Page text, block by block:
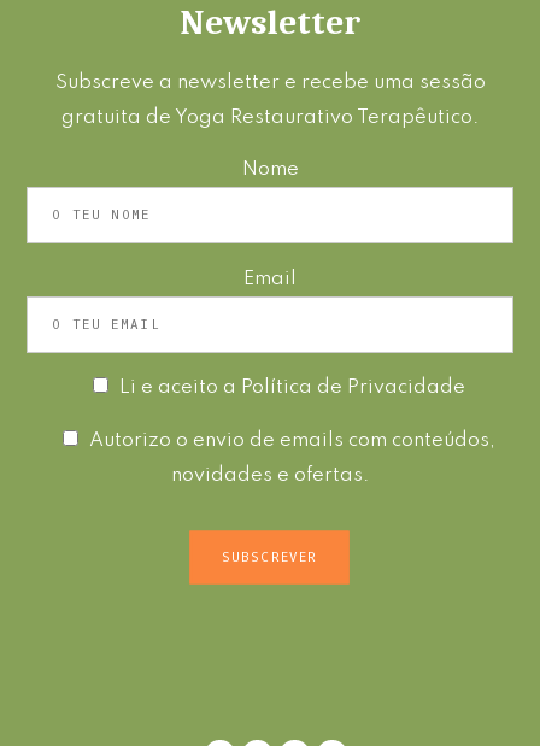
Newsletter
Subscreve a newsletter e recebe uma sessão
gratuita de Yoga Restaurativo Terapêutico.
Nome
Email
Li e aceito a Política de Privacidade
Autorizo o envio de emails com conteúdos,
novidades e ofertas.